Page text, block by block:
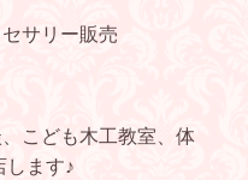
サリー販売
こども木工教室、体
します♪